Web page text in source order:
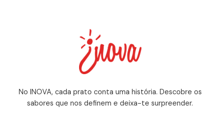
No INOVA, cada prato conta uma história. Descobre os
sabores que nos definem e deixa-te surpreender.